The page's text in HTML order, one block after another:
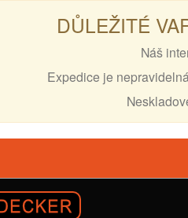
DŮLEŽITÉ
Náš
Expedice je